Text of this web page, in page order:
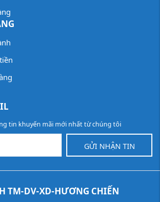
tin khuyến mãi mới nhất từ chúng tôi
GỬI NHẬN TIN
TM-DV-XD-HƯƠNG CHIẾN